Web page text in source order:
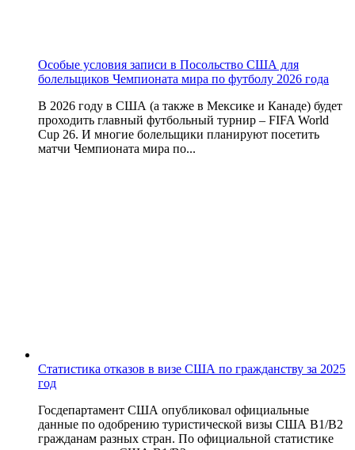
Особые условия записи в Посольство США для
болельщиков Чемпионата мира по футболу 2026 года
В 2026 году в США (а также в Мексике и Канаде) будет
проходить главный футбольный турнир – FIFA World
Cup 26. И многие болельщики планируют посетить
матчи Чемпионата мира по...
Статистика отказов в визе США по гражданству за 2025
год
Госдепартамент США опубликовал официальные
данные по одобрению туристической визы США B1/B2
гражданам разных стран. По официальной статистике